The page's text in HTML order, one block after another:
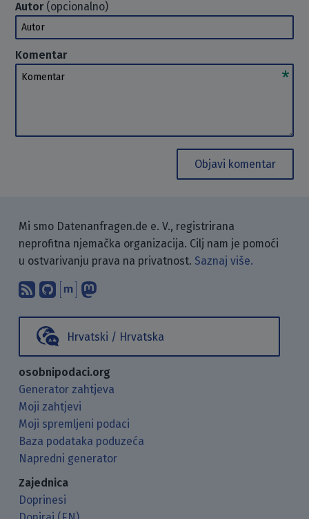
Autor(opcionalno)
Autor
Komentar
Komentar
Objavi komentar
Mi smo Datenanfragen.de e. V., registrirana
neprofitna njemačka organizacija. Cilj nam je pomoći
u ostvarivanju prava na privatnost. Saznaj više.
Pretplati se na naš blog koristeći
Pronađi nas na GitHubu.
Raspravljaj s nama putem
Hrvatski / Hrvatska
osobnipodaci.org
Generator zahtjeva
Moji zahtjevi
Moji spremljeni podaci
Baza podataka poduzeća
Napredni generator
Zajednica
Doprinesi